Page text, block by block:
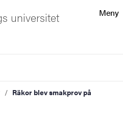
Meny
universitet
Räkor blev smakprov på